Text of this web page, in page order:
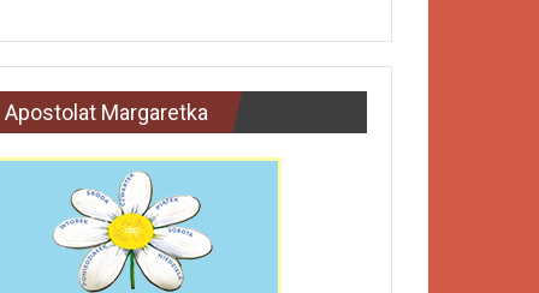
Apostolat Margaretka